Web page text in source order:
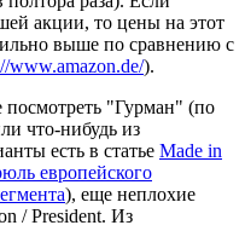
акции, то цены на этот
выше по сравнению с
www.amazon.de/).
посмотреть "Гурман" (по
что-нибудь из
есть в статье Made in
европейского
), еще неплохие
/ President. Из